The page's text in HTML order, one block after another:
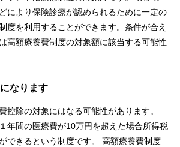
により保険診療が認められるために一定の
度を利用することができます。条件が合え
高額療養費制度の対象額に該当する可能性
なります
控除の対象にはなる可能性があります。
年間の医療費が10万円を超えた場合所得税
できるという制度です。 高額療養費制度